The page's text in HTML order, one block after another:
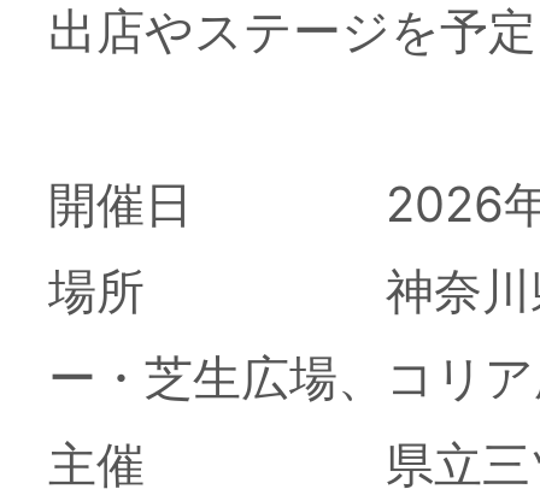
地元鶴見で活
ル』開催のお
す。
出店やステージを予
開催日 2026年10
場所 神奈川県立
ー・芝生広場、コリ
主催 県立三ツ池